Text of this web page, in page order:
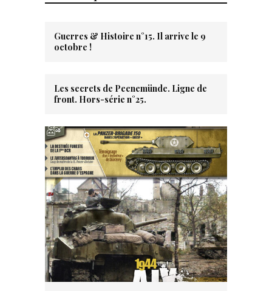
Guerres & Histoire n°15. Il arrive le 9
octobre !
Les secrets de Peenemünde. Ligne de
front. Hors-série n°25.